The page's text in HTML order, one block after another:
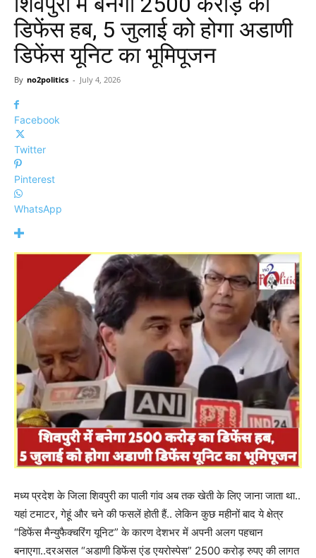
डिफेंस हब, 5 जुलाई को होगा अडाणी
डिफेंस यूनिट का भूमिपूजन
By no2politics - July 4, 2026
Facebook
Twitter
Pinterest
WhatsApp
मध्य प्रदेश के जिला शिवपुरी का पाली गांव अब तक खेती के लिए जाना जाता था..
यहां टमाटर, गेहूं और चने की फसलें होती हैं.. लेकिन कुछ महीनों बाद ये क्षेत्र
“डिफेंस मैन्युफैक्चरिंग यूनिट” के कारण देशभर में अपनी अलग पहचान
बनाएगा..दरअसल “अडाणी डिफेंस एंड एयरोस्पेस” 2500 करोड़ रुपए की लागत